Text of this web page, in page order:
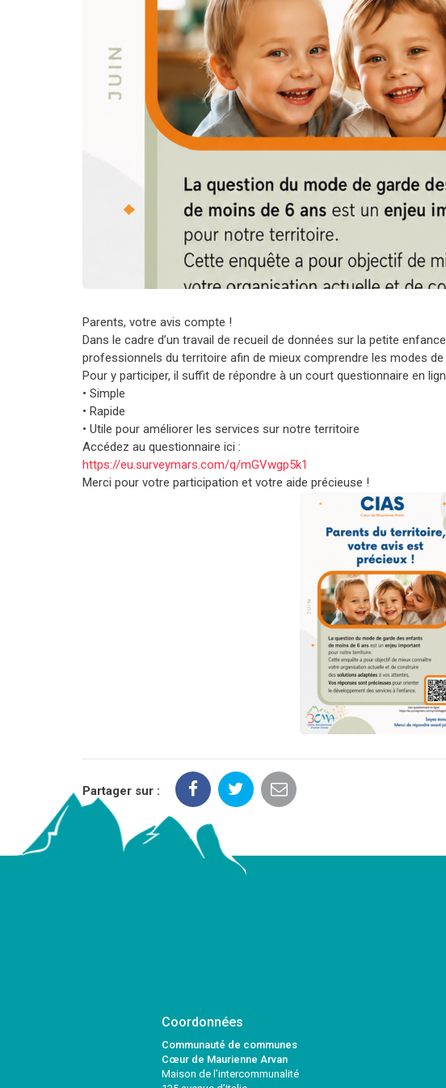
Parents, votre avis compte !
Dans le cadre d’un travail de recueil de données sur la petite
professionnels du territoire afin de mieux comprendre les modes
Pour y participer, il suffit de répondre à un court questionnaire en
• Simple
• Rapide
• Utile pour améliorer les services sur notre territoire
Accédez au questionnaire ici :
https://eu.surveymars.com/q/mGVwgp5k1
Merci pour votre participation et votre aide précieuse !
Partager sur :
Coordonnées
Communauté de communes
Cœur de Maurienne Arvan
Maison de l’intercommunalité